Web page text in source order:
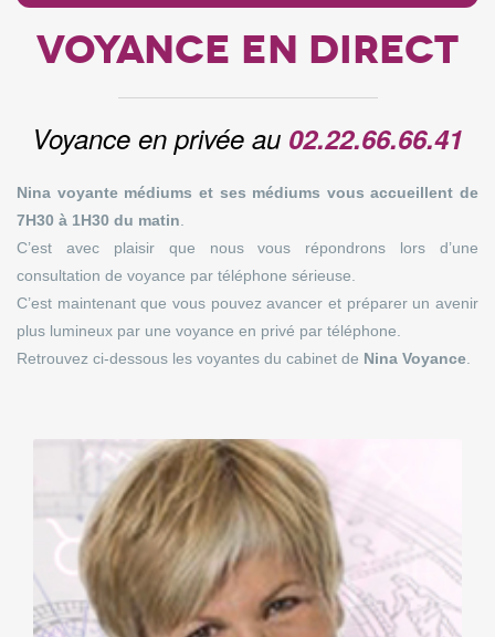
Voyance EN DIRECT
Voyance en privée au 02.22.66.66.41
Nina voyante médiums et ses médiums vous accueillent de
7H30 à 1H30 du matin.
C’est avec plaisir que nous vous répondrons lors d’une
consultation de voyance par téléphone sérieuse.
C’est maintenant que vous pouvez avancer et préparer un avenir
plus lumineux par une voyance en privé par téléphone.
Retrouvez ci-dessous les voyantes du cabinet de Nina Voyance.